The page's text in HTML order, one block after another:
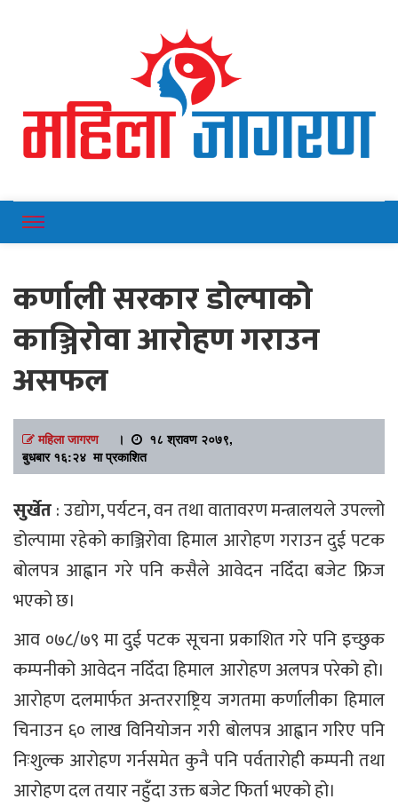
Mahilajagaran
कर्णाली सरकार डोल्पाको
काञ्जिरोवा आरोहण गराउन
असफल
महिला जागरण।
१८ श्रावण २०७९,
बुधबार १६:२४ मा प्रकाशित
सुर्खेत: उद्योग, पर्यटन, वन तथा वातावरण मन्त्रालयले उपल्लो
डोल्पामा रहेको काञ्जिरोवा हिमाल आरोहण गराउन दुई पटक
बोलपत्र आह्वान गरे पनि कसैले आवेदन नदिँदा बजेट फ्रिज
भएको छ।
आव ०७८/७९ मा दुई पटक सूचना प्रकाशित गरे पनि इच्छुक
कम्पनीको आवेदन नदिँदा हिमाल आरोहण अलपत्र परेको हो।
आरोहण दलमार्फत अन्तरराष्ट्रिय जगतमा कर्णालीका हिमाल
चिनाउन ६० लाख विनियोजन गरी बोलपत्र आह्वान गरिए पनि
निःशुल्क आरोहण गर्नसमेत कुनै पनि पर्वतारोही कम्पनी तथा
आरोहण दल तयार नहुँदा उक्त बजेट फिर्ता भएको हो।